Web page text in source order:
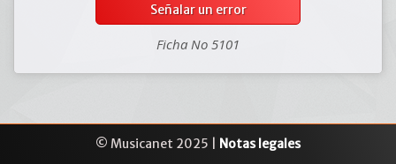
Señalar un error
Ficha No 5101
© Musicanet 2025 | Notas legales